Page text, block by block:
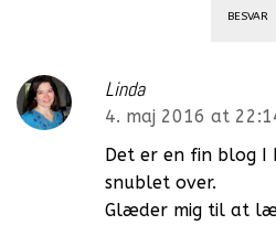
BESVAR
Linda
4. maj 2016 at
Det er en fin blog I
snublet over.
Glæder mig til at